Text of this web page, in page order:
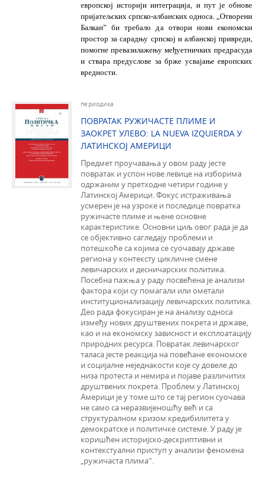
европској историји интеграција, и пут је обнове
пријатељских српско-албанских односа. „Отворени
Балкан” би требало да отвори нови економски
простор за сарадњу српској и албанској привреди,
помогне превазилажењу међуетничких предрасуда
и ствара предуслове за брже усвајање европских
вредности.
периодика
ПОВРАТАК РУЖИЧАСТЕ ПЛИМЕ И
ЗАОКРЕТ УЛЕВО: LA NUEVA IZQUIERDA У
ЛАТИНСКОЈ АМЕРИЦИ
Предмет проучавања у овом раду јесте
повратак и успон нове левице на изборима
одржаним у претходне четири године у
Латинској Америци. Фокус истраживања
усмерен је на узроке и последице повратка
ружичасте плиме и њене основне
карактеристике. Основни циљ овог рада је да
се објективно сагледају проблеми и
потешкоће са којима се суочавају државе
региона у контексту цикличне смене
левичарских и десничарских политика.
Посебна пажња у раду посвећена је анализи
фактора који су помагали или ометали
институционализацију левичарских политика.
Део рада фокусиран је на анализу односа
између нових друштвених покрета и државе,
као и на економску зависност и експлоатацију
природних ресурса. Повратак левичарског
таласа јесте реакција на повећане економске
и социјалне неједнакости које су довеле до
низа протеста и немира и појаве различитих
друштвених покрета. Проблем у Латинској
Америци је у томе што се тај регион суочава
не само са неразвијеношћу већ и са
структуралном кризом кредибилитета у
демократске и политичке системе. У раду је
коришћен историјско-дескриптивни и
контекстуални приступ у анализи феномена
„ружичаста плимаˮ.